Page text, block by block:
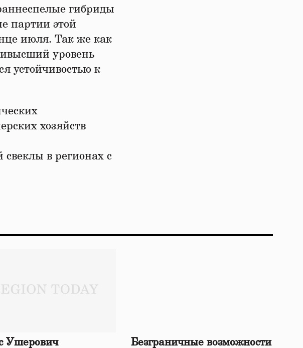
гибриды
партии этой
июля. Так же как
уровень
устойчивостью к
хозяйств
в регионах с
Ушерович Безграничные возможности